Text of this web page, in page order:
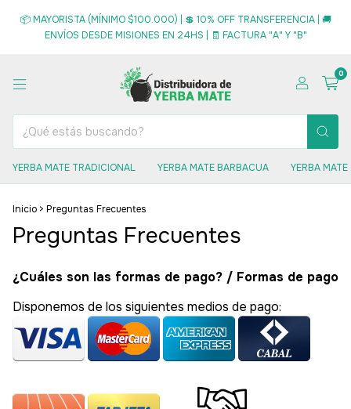
📦 MAYORISTA (MÍNIMO $100.000) | 💲 10% OFF TRANSFERENCIA | 🚚
ENVÍOS DESDE MISIONES EN 24HS | 🧾 FACTURA "A" Y "B"
0
YERBA MATE TRADICIONAL YERBA MATE BARBACUA YERBA
Inicio > Preguntas Frecuentes
Preguntas Frecuentes
¿Cuáles son las formas de pago? / Formas de pago
Disponemos de los siguientes medios de pago: